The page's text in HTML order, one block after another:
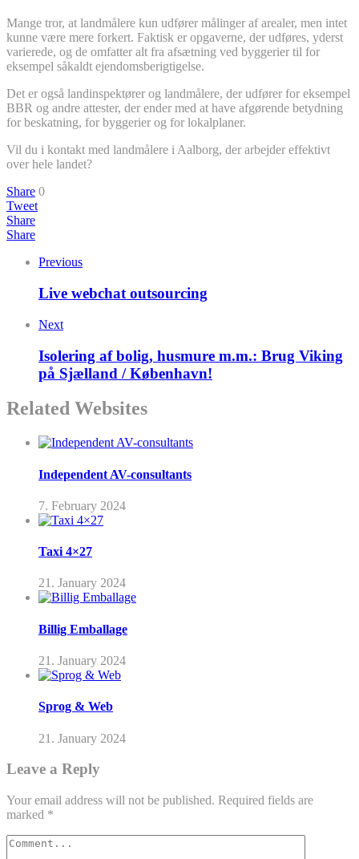
Mange tror, at landmålere kun udfører målinger af arealer, men intet
kunne være mere forkert. Faktisk er opgaverne, der udføres, yderst
varierede, og de omfatter alt fra afsætning ved byggerier til for
eksempel såkaldt ejendomsberigtigelse.
Det er også landinspektører og landmålere, der udfører for eksempel
BBR og andre attester, der ender med at have afgørende betydning
for beskatning, for byggerier og for lokalplaner.
Vil du i kontakt med landmålere i Aalborg, der arbejder effektivt
over hele landet?
Share 0
Tweet
Share
Share
Previous
Live webchat outsourcing
Next
Isolering af bolig, husmure m.m.: Brug Viking
på Sjælland / København!
Related Websites
Independent AV-consultants
7. February 2024
Taxi 4×27
21. January 2024
Billig Emballage
21. January 2024
Sprog & Web
21. January 2024
Leave a Reply
Your email address will not be published. Required fields are
marked *